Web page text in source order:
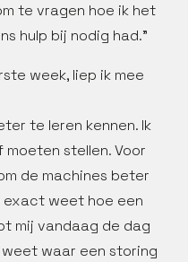
te vragen hoe ik het
hulp bij nodig had.”
week, liep ik mee
te leren kennen. Ik
stellen. Voor
de machines beter
exact weet hoe een
mij vandaag de dag
waar een storing